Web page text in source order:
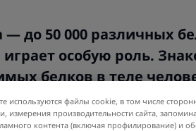
— до 50 000 различных
особую роль.
белков в теле
используются файлы cookie, в том числе
измерения производительности сайта,
контента (включая профилирование) и